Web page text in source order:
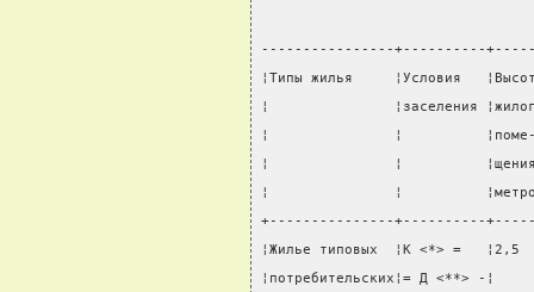
----------------+----------
¦Типы жилья     ¦Условия
¦               ¦заселения
¦               ¦          ¦поме-
¦               ¦
¦               ¦
+---------------+----------
¦Жилье типовых  ¦К <*> =
¦потребительских¦= Д